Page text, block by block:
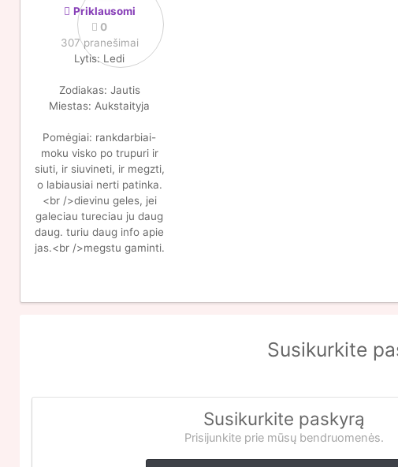
Priklausomi
0
307 pranešimai
Lytis: Ledi
Zodiakas: Jautis
Miestas: Aukstaityja
Pomėgiai: rankdarbiai-
moku visko po trupuri ir
siuti, ir siuvineti, ir megzti,
o labiausiai nerti patinka.
<br />dievinu geles, jei
galeciau tureciau ju daug
daug. turiu daug info apie
jas.<br />megstu gaminti.
Susikurkite
Susikurkite paskyrą
Prisijunkite prie mūsų bendruomenės.